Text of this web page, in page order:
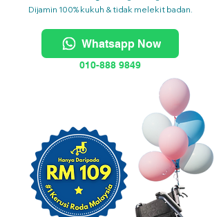
Dijamin 100% kukuh & tidak melekit badan.
Whatsapp Now
010-888 9849